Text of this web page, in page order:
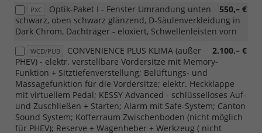
PXC 550,– €
Optik-Paket I - Fenster Umrandung unten
schwarz, oben schwarz glänzend, D-Säulenverkleidung in
Dark Chrom, Dachträger - eloxiert, Schwellenleisten vorn
WCD/PUB 2.100,– €
CONVENIENCE PLUS KLIMA (außer
PHEV) - elektr. verstellbare Vordersitze mit Memory-
Funktion + Sitztiefenverstellung; Belüftungs- und
Massagefunktion für die Vordersitze; elektr. Heckklappe
mit virtuellem Pedal; KESSY Advanced - schlüsselloses Auf-
und Zuschließen + Starten; Alarm mit Safe-System; Canton
Sound System; Kofferraum Zwischenboden (nicht möglich
für PHEV); Reserve + Wagenheber + Werkzeug ( nicht